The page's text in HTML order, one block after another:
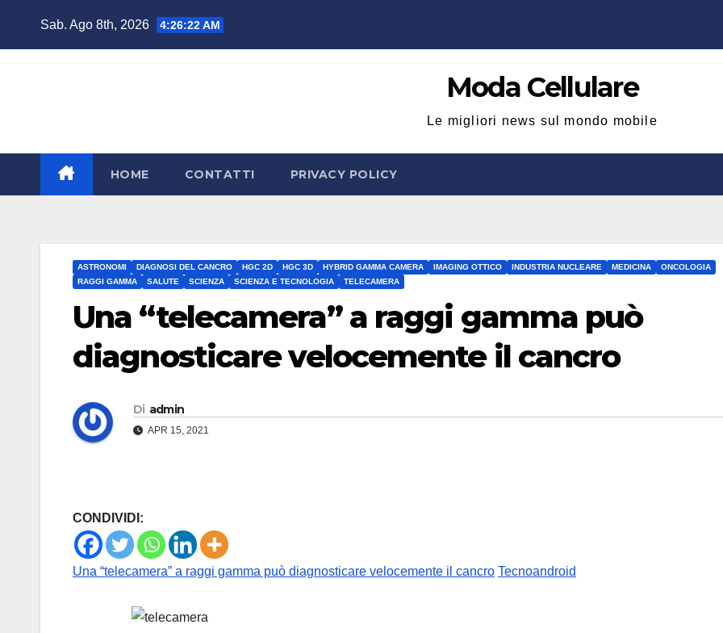
Sab. Ago 8th, 2026 4:26:24 AM
Moda Cellulare
Le migliori news sul mondo mobile
HOME CONTATTI PRIVACY POLICY
ASTRONOMI DIAGNOSI DEL CANCRO HGC 2D HGC 3D HYBRID GAMMA CAMERA IMAGING OTTICO INDUSTRIA NUCLEARE MEDICINA
ONCOLOGIA
RAGGI GAMMA
SALUTE SCIENZA SCIENZA E TECNOLOGIA TELECAMERA
Una “telecamera” a raggi gamma può
diagnosticare velocemente il cancro
Di admin
APR 15, 2021
CONDIVIDI:
Una “telecamera” a raggi gamma può diagnosticare velocemente il cancro Tecnoandroid